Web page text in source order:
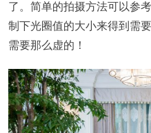
了。简单的拍摄方法可以参
制下光圈值的大小来得到需
需要那么虚的！